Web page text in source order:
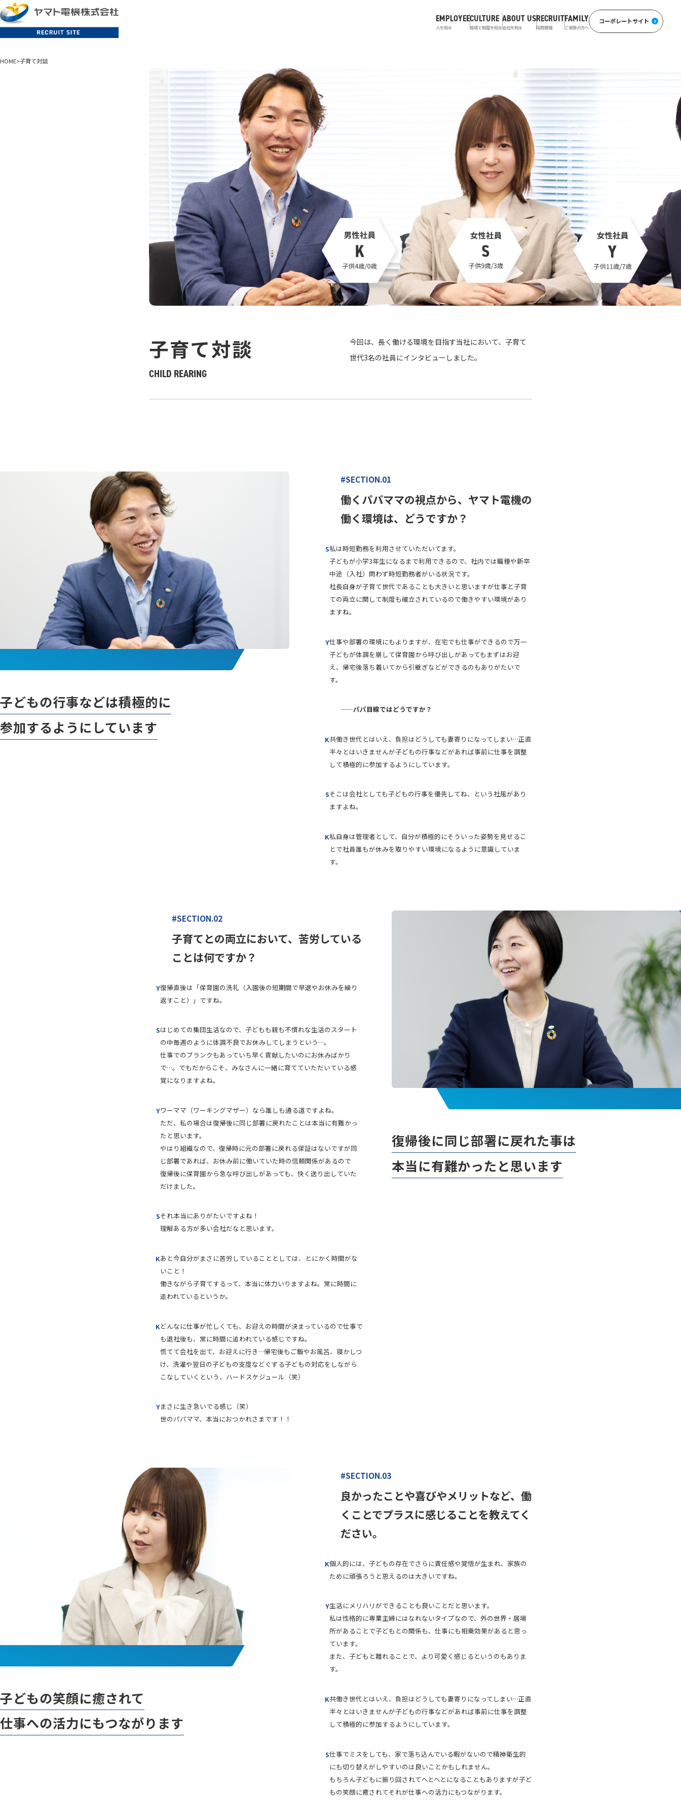
EMPLOYEE
人を知る
CULTURE
環境と制度を知る
ABOUT US
会社を知る
RECRUIT
採用情報
FAMILY
ご家族の方へ
コーポレートサイト
CULTURE環境と制度を知る
ABOUT US会社を知る
RECRUIT採用情報
コーポレートサイト
中途採用はこちら
HOME>子育て対談
子育て対談
CHILD REARING
今回は、長く働ける環境を目指す当社において、子育て
世代3名の社員にインタビューしました。
子どもの行事などは積極的に
参加するようにしています
#SECTION.01
働くパパママの視点から、ヤマト電機の
働く環境は、どうですか？
S私は時短勤務を利用させていただいてます。
子どもが小学3年生になるまで利用できるので、社内では職種や新卒
中途（入社）問わず時短勤務者がいる状況です。
社長自身が子育て世代であることも大きいと思いますが仕事と子育
ての両立に関して制度も確立されているので働きやすい環境があり
ますね。
Y仕事や部署の環境にもよりますが、在宅でも仕事ができるので万一
子どもが体調を崩して保育園から呼び出しがあってもまずはお迎
え、帰宅後落ち着いてから引継ぎなどができるのもありがたいで
す。
——パパ目線ではどうですか？
K共働き世代とはいえ、負担はどうしても妻寄りになってしまい…正直
半々とはいきませんが子どもの行事などがあれば事前に仕事を調整
して積極的に参加するようにしています。
Sそこは会社としても子どもの行事を優先してね、という社風があり
ますよね。
K私自身は管理者として、自分が積極的にそういった姿勢を見せるこ
とで社員誰もが休みを取りやすい環境になるように意識していま
す。
#SECTION.02
子育てとの両立において、苦労している
ことは何ですか？
Y復帰直後は「保育園の洗礼（入園後の短期間で早退やお休みを繰り
返すこと）」ですね。
Sはじめての集団生活なので、子どもも親も不慣れな生活のスタート
の中毎週のように体調不良でお休みしてしまうという…。
仕事でのブランクもあっていち早く貢献したいのにお休みばかり
で…。でもだからこそ、みなさんに一緒に育てていただいている感
覚になりますよね。
Yワーママ（ワーキングマザー）なら誰しも通る道ですよね。
ただ、私の場合は復帰後に同じ部署に戻れたことは本当に有難かっ
たと思います。
やはり組織なので、復帰時に元の部署に戻れる保証はないですが同
じ部署であれば、お休み前に働いていた時の信頼関係があるので
復帰後に保育園から急な呼び出しがあっても、快く送り出していた
だけました。
Sそれ本当にありがたいですよね！
理解ある方が多い会社だなと思います。
Kあと今自分がまさに苦労していることとしては、とにかく時間がな
いこと！
働きながら子育てするって、本当に体力いりますよね。常に時間に
追われているというか。
Kどんなに仕事が忙しくても、お迎えの時間が決まっているので仕事で
も退社後も、常に時間に追われている感じですね。
慌てて会社を出て、お迎えに行き…帰宅後もご飯やお風呂、寝かしつ
け、洗濯や翌日の子どもの支度などぐずる子どもの対応をしながら
こなしていくという、ハードスケジュール（笑）
Yまさに生き急いでる感じ（笑）
世のパパママ、本当におつかれさまです！！
復帰後に同じ部署に戻れた事は
本当に有難かったと思います
子どもの笑顔に癒されて
仕事への活力にもつながります
#SECTION.03
良かったことや喜びやメリットなど、働
くことでプラスに感じることを教えてく
ださい。
K個人的には、子どもの存在でさらに責任感や覚悟が生まれ、家族の
ために頑張ろうと思えるのは大きいですね。
Y生活にメリハリができることも良いことだと思います。
私は性格的に専業主婦にはなれないタイプなので、外の世界・居場
所があることで子どもとの関係も、仕事にも相乗効果があると思っ
ています。
また、子どもと離れることで、より可愛く感じるというのもありま
す。
K共働き世代とはいえ、負担はどうしても妻寄りになってしまい…正直
半々とはいきませんが子どもの行事などがあれば事前に仕事を調整
して積極的に参加するようにしています。
S仕事でミスをしても、家で落ち込んでいる暇がないので精神衛生的
にも切り替えがしやすいのは良いことかもしれません。
もちろん子どもに振り回されてへとへとになることもありますが子ど
もの笑顔に癒されてそれが仕事への活力にもつながります。